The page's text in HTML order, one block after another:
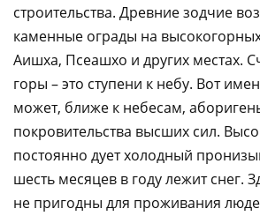
строительства. Древние зодчие
каменные ограды на
Аишха, Псеашхо и других местах.
горы – это ступени к небу. Вот
может, ближе к небесам,
покровительства высших сил.
постоянно дует холодный
шесть месяцев в году лежит снег.
не пригодны для проживания